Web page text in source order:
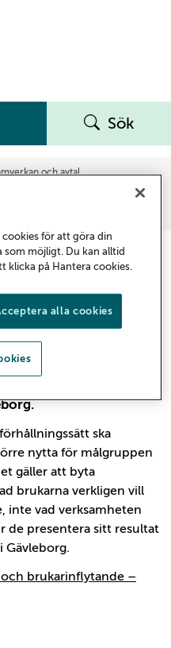
Sök
och avtal
ökat brukarinflytande
i
kreativa arbete som
Helena Holm just nu
ska
nytta för målgruppen
gäller att byta
brukarna verkligen vill
inte vad verksamheten
de presentera sitt resultat
Gävleborg.
brukarinflytande –
cookies för att göra din
som möjligt. Du kan alltid
klicka på Hantera cookies.
alla cookies